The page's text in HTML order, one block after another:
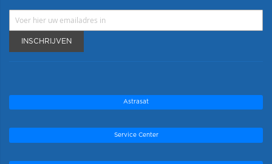
INSCHRIJVEN
Astrasat
Service Center